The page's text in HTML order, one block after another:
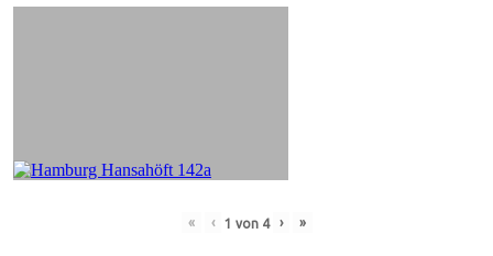
« ‹ 1 von 4 › »